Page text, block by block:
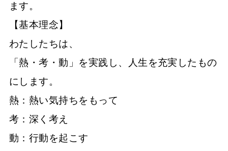
ます。
【基本理念】
わたしたちは、
「熱・考・動」を実践し、人生を充実したもの
にします。
熱：熱い気持ちをもって
考：深く考え
動：行動を起こす